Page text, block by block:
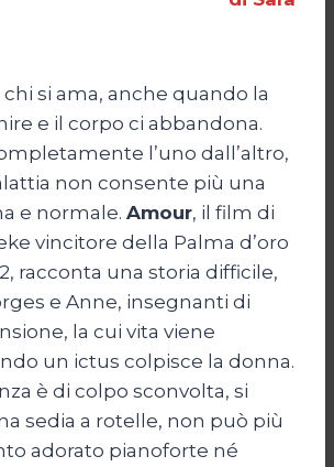
si ama, anche quando la
e il corpo ci abbandona.
l’uno dall’altro,
non consente più una
e normale. Amour, il film di
vincitore della Palma d’oro
racconta una storia difficile,
e Anne, insegnanti di
la cui vita viene
un ictus colpisce la donna.
è di colpo sconvolta, si
sedia a rotelle, non può più
adorato pianoforte né